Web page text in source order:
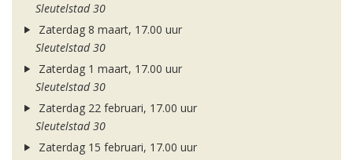
Sleutelstad 30
Zaterdag 8 maart, 17.00 uur
Sleutelstad 30
Zaterdag 1 maart, 17.00 uur
Sleutelstad 30
Zaterdag 22 februari, 17.00 uur
Sleutelstad 30
Zaterdag 15 februari, 17.00 uur